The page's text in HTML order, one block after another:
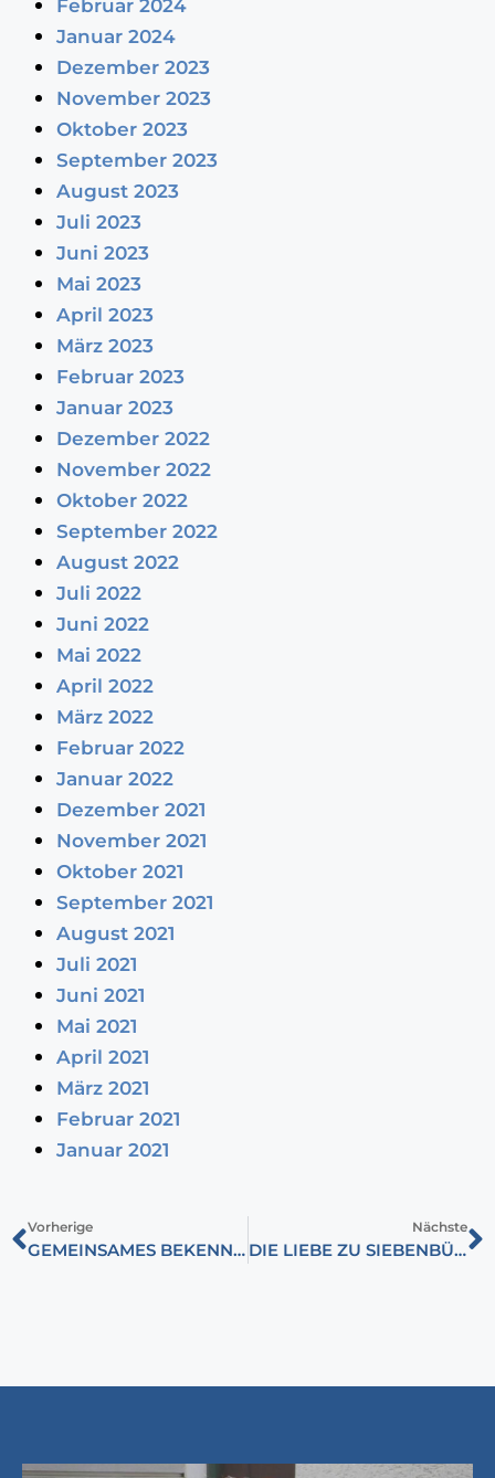
Februar 2024
Januar 2024
Dezember 2023
November 2023
Oktober 2023
September 2023
August 2023
Juli 2023
Juni 2023
Mai 2023
April 2023
März 2023
Februar 2023
Januar 2023
Dezember 2022
November 2022
Oktober 2022
September 2022
August 2022
Juli 2022
Juni 2022
Mai 2022
April 2022
März 2022
Februar 2022
Januar 2022
Dezember 2021
November 2021
Oktober 2021
September 2021
August 2021
Juli 2021
Juni 2021
Mai 2021
April 2021
März 2021
Februar 2021
Januar 2021
Vorherige
GEMEINSAMES BEKENNTNIS ZUM FRIEDEN – PAPST FRANZISKUS IN UNGARN
Nächste
DIE LIEBE ZU SIEBENBÜRGEN LIEGT KÖNIG CHARLES III. IM BLUT